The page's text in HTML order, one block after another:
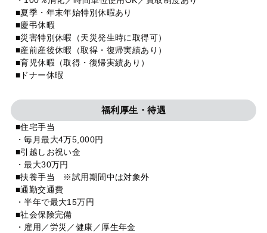
■夏季・年末年始特別休暇あり
■慶弔休暇
■災害特別休暇（天災発生時に取得可）
■産前産後休暇（取得・復帰実績あり）
■育児休暇（取得・復帰実績あり）
■ドナー休暇
福利厚生・待遇
■住宅手当
・毎月最大4万5,000円
■引越しお祝い金
・最大30万円
■扶養手当 ※試用期間中は対象外
■通勤交通費
・半年で最大15万円
■社会保険完備
・雇用／労災／健康／厚生年金